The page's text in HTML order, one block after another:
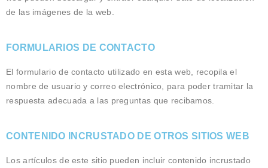
de las imágenes de la web.
FORMULARIOS DE CONTACTO
El formulario de contacto utilizado en esta web, recopila el
nombre de usuario y correo electrónico, para poder tramitar la
respuesta adecuada a las preguntas que recibamos.
CONTENIDO INCRUSTADO DE OTROS SITIOS WEB
Los artículos de este sitio pueden incluir contenido incrustado